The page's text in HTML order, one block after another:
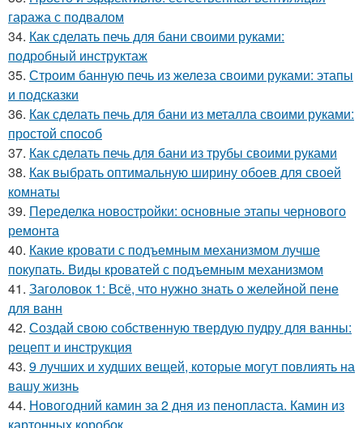
гаража с подвалом
34. Как сделать печь для бани своими руками:
подробный инструктаж
35. Строим банную печь из железа своими руками: этапы
и подсказки
36. Как сделать печь для бани из металла своими руками:
простой способ
37. Как сделать печь для бани из трубы своими руками
38. Как выбрать оптимальную ширину обоев для своей
комнаты
39. Переделка новостройки: основные этапы чернового
ремонта
40. Какие кровати с подъемным механизмом лучше
покупать. Виды кроватей с подъемным механизмом
41. Заголовок 1: Всё, что нужно знать о желейной пенe
для ванн
42. Создай свою собственную твердую пудру для ванны:
рецепт и инструкция
43. 9 лучших и худших вещей, которые могут повлиять на
вашу жизнь
44. Новогодний камин за 2 дня из пенопласта. Камин из